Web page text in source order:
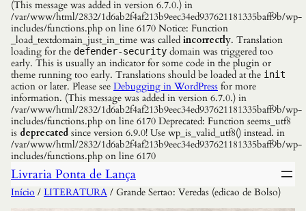
(This message was added in version 6.7.0.) in
/var/www/html/2832/1d6ab2f4af213b9eec34ed937621181335baff9b/wp-
includes/functions.php on line 6170 Notice: Function
_load_textdomain_just_in_time was called incorrectly. Translation
loading for the defender-security domain was triggered too
early. This is usually an indicator for some code in the plugin or
theme running too early. Translations should be loaded at the init
action or later. Please see Debugging in WordPress for more
information. (This message was added in version 6.7.0.) in
/var/www/html/2832/1d6ab2f4af213b9eec34ed937621181335baff9b/wp-
includes/functions.php on line 6170 Deprecated: Function seems_utf8
is deprecated since version 6.9.0! Use wp_is_valid_utf8() instead. in
/var/www/html/2832/1d6ab2f4af213b9eec34ed937621181335baff9b/wp-
includes/functions.php on line 6170
Livraria Ponta de Lança
Início / LITERATURA / Grande Sertao: Veredas (edicao de Bolso)